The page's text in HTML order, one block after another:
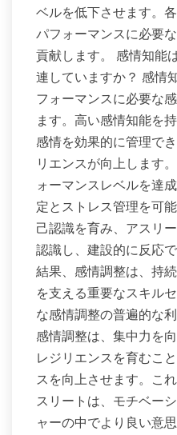
ベルを低下させます。
パフォーマンスに必要
貢献します。 感情知能
連していますか？ 感情
フォーマンスに必要な
ます。高い感情知能を
感情を効果的に管理で
リエンスが向上します
ォーマンスレベルを達
定とストレス管理を可
己認識を育み、アスリ
認識し、建設的に反応
結果、感情調整は、持
を支える重要なスキル
な感情調整の普遍的な
感情調整は、集中力を
レジリエンスを育むこ
スを向上させます。こ
スリートは、モチベー
ャーの中でより良い意